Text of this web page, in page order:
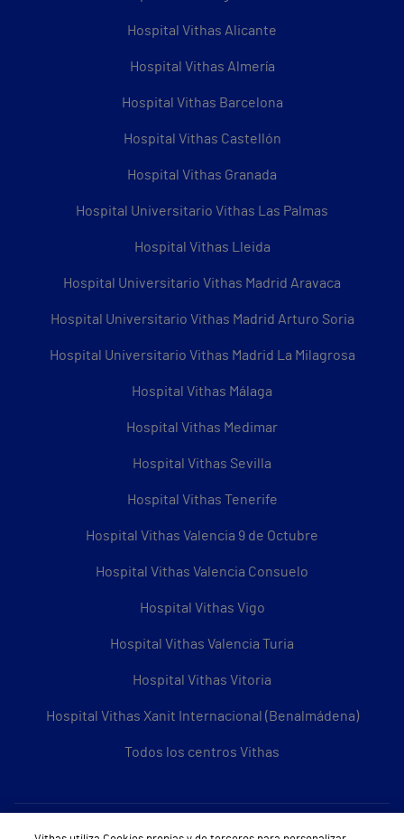
Hospital Vithas Alicante
Hospital Vithas Almería
Hospital Vithas Barcelona
Hospital Vithas Castellón
Hospital Vithas Granada
Hospital Universitario Vithas Las Palmas
Hospital Vithas Lleida
Hospital Universitario Vithas Madrid Aravaca
Hospital Universitario Vithas Madrid Arturo Soria
Hospital Universitario Vithas Madrid La Milagrosa
Hospital Vithas Málaga
Hospital Vithas Medimar
Hospital Vithas Sevilla
Hospital Vithas Tenerife
Hospital Vithas Valencia 9 de Octubre
Hospital Vithas Valencia Consuelo
Hospital Vithas Vigo
Hospital Vithas Valencia Turia
Hospital Vithas Vitoria
Hospital Vithas Xanit Internacional (Benalmádena)
Todos los centros Vithas
Sobre Vithas